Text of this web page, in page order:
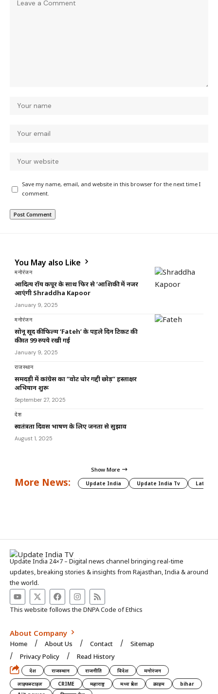
Save my name, email, and website in this browser for the next time I
comment.
You May also Like
मनोरंजन
आदित्य रॉय कपूर के साथ फिर से ‘आशिकी’ में नजर
आएंगी Shraddha Kapoor
January 9, 2025
मनोरंजन
सोनू सूद की फिल्म ‘Fateh’ के पहले दिन टिकट की
कीमत 99 रुपये रखी गई
January 9, 2025
राजस्थान
समदड़ी में कांग्रेस का “वोट चोर गद्दी छोड़” हस्ताक्षर
अभियान शुरू
September 27, 2025
देश
स्वतंत्रता दिवस भाषण के लिए जनता से सुझाव
August 1, 2025
Show More
More News: Update India Update India Tv Latest
Update India 24×7 – Digital news channel bringing real-time
updates, breaking stories & insights from Rajasthan, India & around
the world.
This website follows the DNPA Code of Ethics
About Company
Home About Us Contact
Sitemap
Privacy Policy
Read History
देश राजस्थान राजनीति विदेश
मनोरंजन
लाइफस्टाइल
CRIME महाराष्ट्र मध्य प्रदेश क्राइम
bihar